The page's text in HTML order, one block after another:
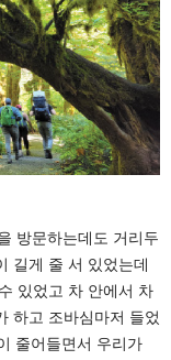
방문하는데도 거리두
길게 줄 서 있었는데
있었고 차 안에서 차
하고 조바심마저 들었
줄어들면서 우리가